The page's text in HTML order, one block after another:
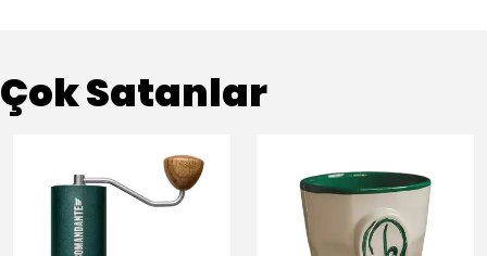
Çok Satanlar